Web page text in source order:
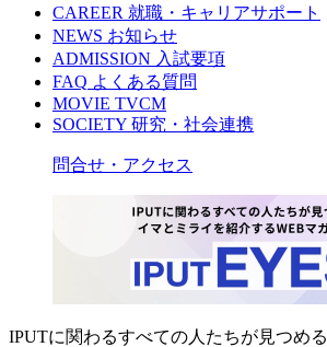
CAREER 就職・キャリアサポート
NEWS お知らせ
ADMISSION 入試要項
FAQ よくある質問
MOVIE TVCM
SOCIETY 研究・社会連携
問合せ・アクセス
IPUTに関わるすべての人たちが見つめる